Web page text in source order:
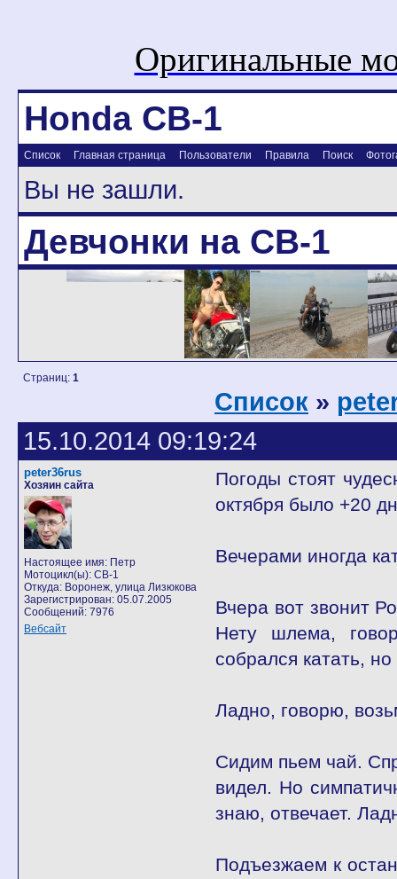
Оригинальные
Honda CB-1
Список Главная страница Пользователи Правила Поиск
Вы не зашли.
Девчонки на CB-1
Страниц: 1
Список »
15.10.2014 09:19:24
peter36rus
Хозяин сайта
Настоящее имя: Петр
Мотоцикл(ы): CB-1
Откуда: Воронеж, улица Лизюкова
Зарегистрирован: 05.07.2005
Сообщений: 7976
Вебсайт
Погоды стоят
октября было +20
Вечерами иногда
Вчера вот звонит
Нету шлема,
собрался катать,
Ладно, говорю,
Сидим пьем чай.
видел. Но
знаю, отвечает.
Подъезжаем к